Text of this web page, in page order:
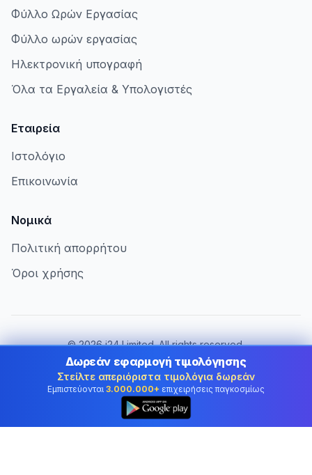
Φύλλο Ωρών Εργασίας
Φύλλο ωρών εργασίας
Ηλεκτρονική υπογραφή
Όλα τα Εργαλεία & Υπολογιστές
Εταιρεία
Ιστολόγιο
Επικοινωνία
Νομικά
Πολιτική απορρήτου
Όροι χρήσης
©2026i24 Limited. All rights reserved.
Εξυπηρετώντας επιχειρήσεις στην Greece
Αλλαγή χώρας:
Greece
Δωρεάν εφαρμογή τιμολόγησης
Στείλτε απεριόριστα τιμολόγια δωρεάν
Εμπιστεύονται 3.000.000+ επιχειρήσεις παγκοσμίως